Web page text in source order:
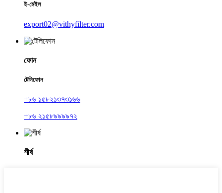
ই-মেইল
export02@vithyfilter.com
ফোন
টেলিফোন
+৮৬ ১৫৮২১৩৭৩১৬৬
+৮৬ ২১৫৮৯৯৯৯৭২
শীর্ষ